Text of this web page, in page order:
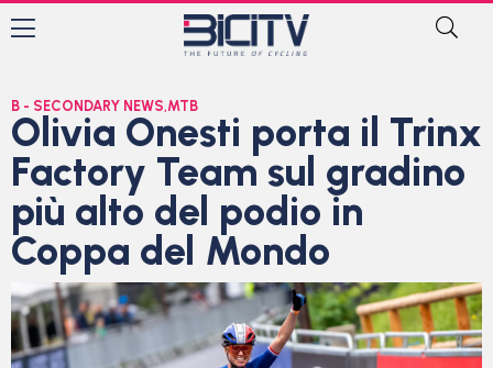
B - SECONDARY NEWS,MTB
Olivia Onesti porta il Trinx
Factory Team sul gradino
più alto del podio in
Coppa del Mondo